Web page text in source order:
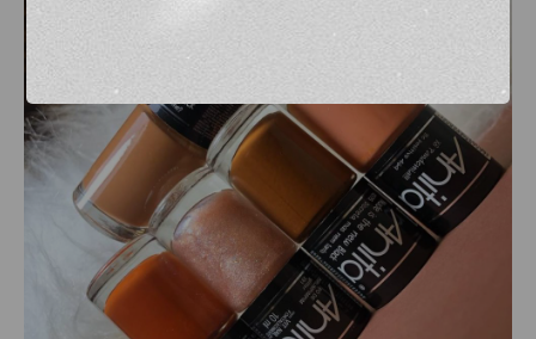
LUVAS + MASCARAS
LUVAS E SAPATILHAS C/CREME
PROTETORES SOLAR + DESODORANTE
REMOVEDOR DE TINTURA
TOALHA
MANICURE